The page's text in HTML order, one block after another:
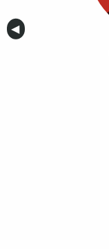
Anterior
◀︎